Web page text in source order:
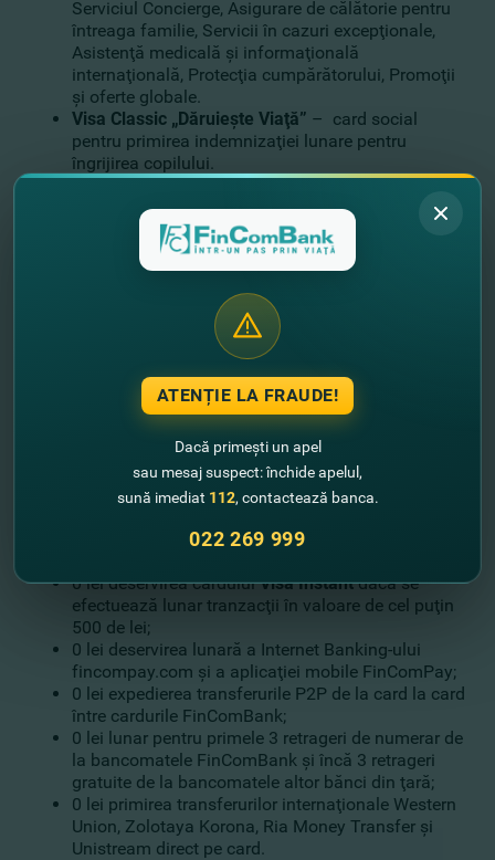
Serviciul Concierge, Asigurare de călătorie pentru
întreaga familie, Servicii în cazuri excepţionale,
Asistenţă medicală şi informaţională
internaţională, Protecţia cumpărătorului, Promoţii
şi oferte globale.
Visa Classic „Dăruieşte Viaţă” – card social
pentru primirea indemnizaţiei lunare pentru
îngrijirea copilului.
Visa Classic „Vârsta de Aur”– card social pentru
primirea pensiei.
Cardul de credit Visa Platinum „OPTI”
perioada de graţie de până la 90 de zile în timpul
cumpărăturile şi serviciile în ţară şi peste hotare.
În perioada promoţiei, deschide orice card Visa de la
FinComBank în una din subdiviziunile Băncii sau online
pe fincombank.com, fincompay.com sau în aplicaţia
mobilă FinComPay. Alege cel mai potrivit card Visa
.
La deschiderea cardurilor Visa beneficiezi de:
0 lei deschiderea oricărui card Visa online;
şi Visa Signature;
0 lei deservirea carduluiVisa Instantdacă se
efectuează lunar tranzacţii în valoare de cel puţin
500 de lei;
0 lei deservirea lunară a Internet Banking-ului
fincompay.com şi a aplicaţiei mobile FinComPay;
0 lei expedierea transferurile P2P de la card la card
între cardurile FinComBank;
0 lei lunar pentru primele 3 retrageri de numerar de
la bancomatele FinComBank şi încă 3 retrageri
gratuite de la bancomatele altor bănci din ţară;
0 lei primirea transferurilor internaţionale Western
Union, Zolotaya Korona, Ria Money Transfer şi
Unistream direct pe card.
ATENȚIE LA FRAUDE!
Dacă primești un apel
sau mesaj suspect: închide apelul,
sună imediat 112, contactează banca.
022 269 999